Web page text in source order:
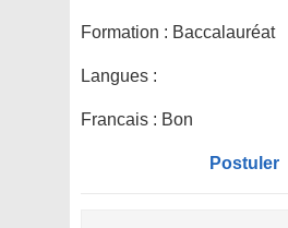
Formation : Baccalauréat
Langues :
Francais : Bon
Postuler